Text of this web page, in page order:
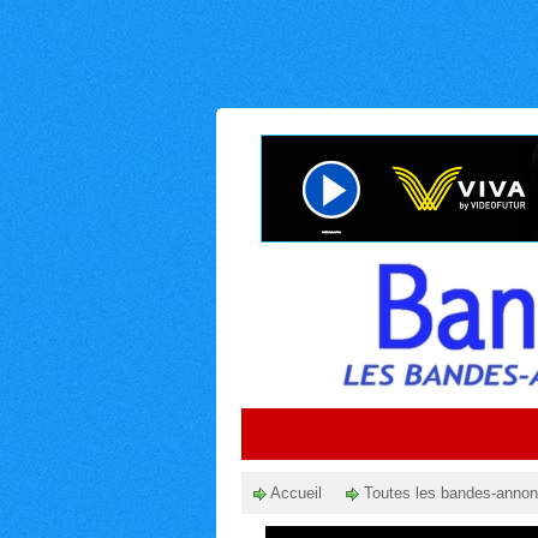
Accueil Toutes les bandes-